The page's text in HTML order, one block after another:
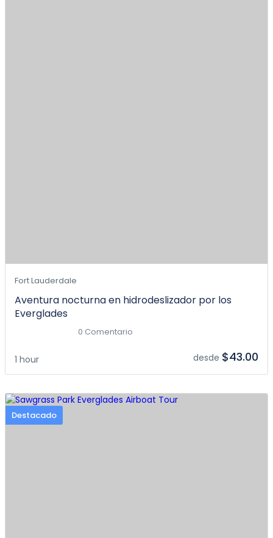
Fort Lauderdale
Aventura nocturna en hidrodeslizador por los
Everglades
0 Comentario
1 hour desde $43.00
Destacado